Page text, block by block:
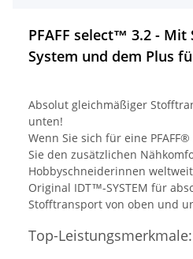
PFAFF select™ 3.2 - Mit
System und dem Plus
Absolut gleichmäßiger
unten!
Wenn Sie sich für eine
Sie den zusätzlichen
Hobbyschneiderinnen
Original IDT™-SYSTEM für
Stofftransport von oben und
Top-Leistungsmerkmale: